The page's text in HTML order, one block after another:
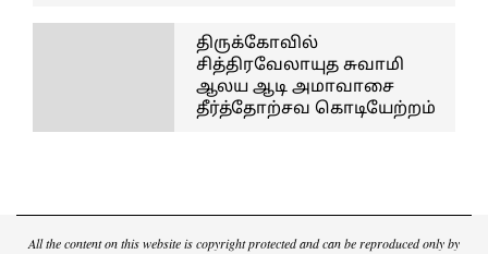
திருக்கோவில்
சித்திரவேலாயுத சுவாமி
ஆலய ஆடி அமாவாசை
தீர்த்தோற்சவ கொடியேற்றம்
All the content on this website is copyright protected and can be reproduced only by